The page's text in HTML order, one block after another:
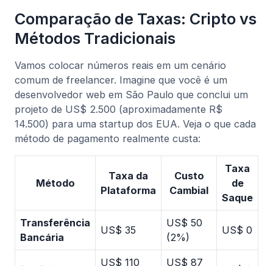
Comparação de Taxas: Cripto vs
Métodos Tradicionais
Vamos colocar números reais em um cenário
comum de freelancer. Imagine que você é um
desenvolvedor web em São Paulo que conclui um
projeto de US$ 2.500 (aproximadamente R$
14.500) para uma startup dos EUA. Veja o que cada
método de pagamento realmente custa:
Método
Taxa da
Plataforma
Custo
Cambial
Taxa
de
Saque
Transferência
Bancária
US$ 35
US$ 50
(2%)
US$ 0
US$ 110
US$ 87